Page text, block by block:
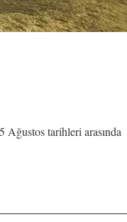
tarihleri arasında